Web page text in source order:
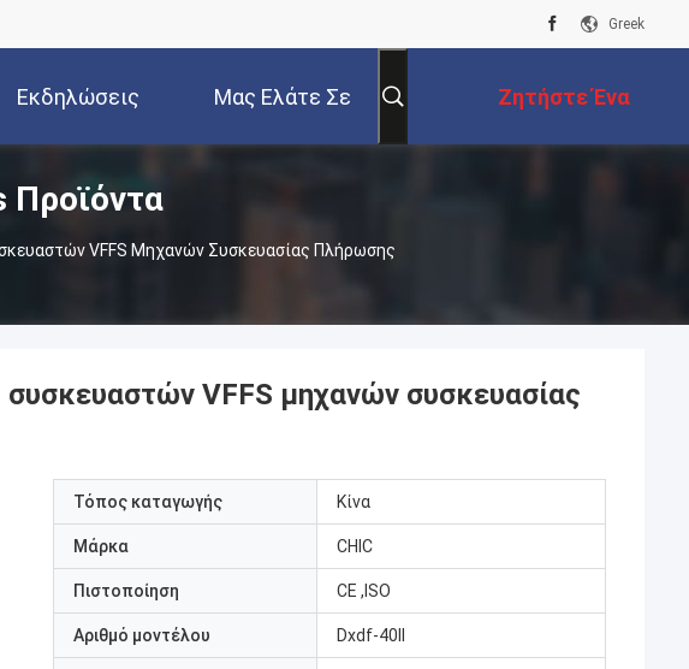
Greek
Εκδηλώσεις Μας Ελάτε Σε Ζητήστε Ένα
Απόσπασμα
Προϊόντα
VFFS Μηχανών Συσκευασίας Πλήρωσης
VFFS μηχανών συσκευασίας
Τόπος καταγωγής Κίνα
Μάρκα CHIC
Πιστοποίηση CE ,ISO
Αριθμό μοντέλου Dxdf-40II